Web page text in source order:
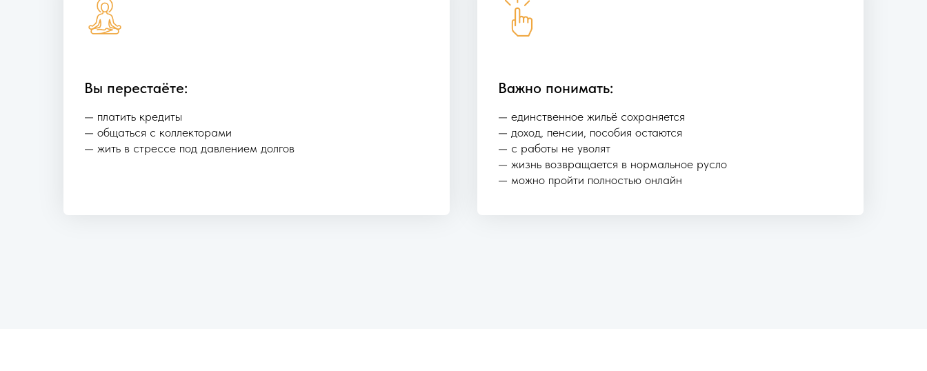
Вы перестаёте:
— платить кредиты
— общаться с коллекторами
— жить в стрессе под давлением долгов
Важно понимать:
— единственное жильё сохраняется
— доход, пенсии, пособия остаются
— с работы не уволят
— жизнь возвращается в нормальное русло
— можно пройти полностью онлайн